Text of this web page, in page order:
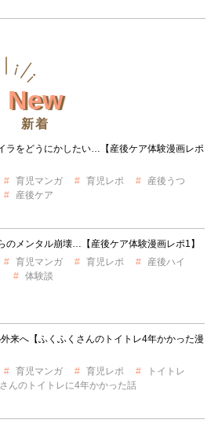
New
新着
ラをどうにかしたい…【産後ケア体験漫画レポ
育児マンガ 育児レポ
産後うつ
産後ケア
のメンタル崩壊…【産後ケア体験漫画レポ1】
育児マンガ 育児レポ
産後ハイ
体験談
来へ【ふくふくさんのトイトレ4年かかった漫
育児マンガ 育児レポ
トイトレ
んのトイトレに4年かかった話